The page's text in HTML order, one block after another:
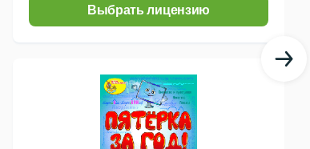
Выбрать лицензию